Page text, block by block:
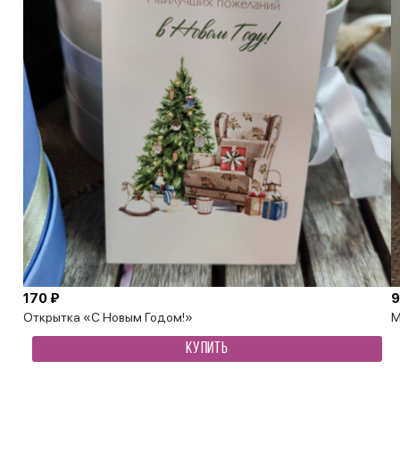
Открытка «С Новым Годом!»
170 ₽
КУПИТЬ